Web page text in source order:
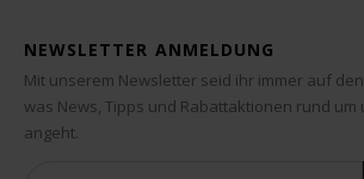
NEWSLETTER ANMELDUNG
Mit unserem Newsletter seid ihr immer auf
was News, Tipps und Rabattaktionen rund um
angeht.